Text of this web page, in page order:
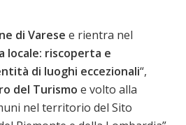
di Varese e rientra nel
locale: riscoperta e
di luoghi eccezionali“,
del Turismo e volto alla
nel territorio del Sito